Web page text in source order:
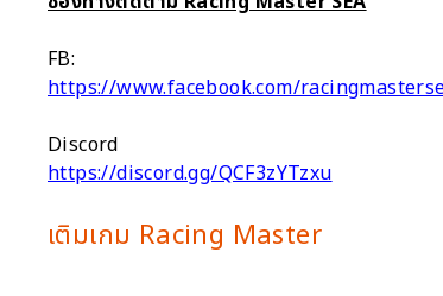
FB:
https://www.facebook.com/
Discord
https://discord.gg/QCF3zYTzxu
เติมเกม Racing Master